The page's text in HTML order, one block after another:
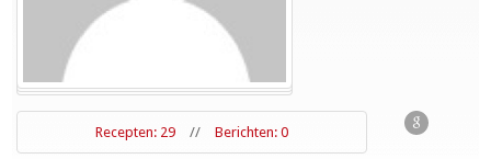
Recepten: 29 // Berichten: 0